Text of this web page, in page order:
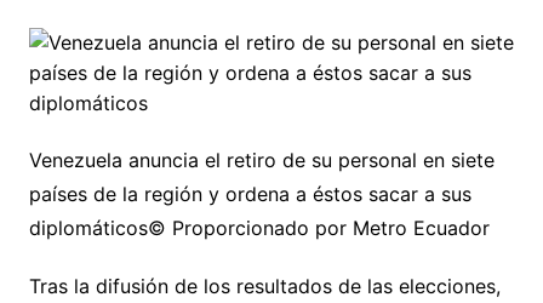
Venezuela anuncia el retiro de su personal en siete
países de la región y ordena a éstos sacar a sus
diplomáticos© Proporcionado por Metro Ecuador
Tras la difusión de los resultados de las elecciones,